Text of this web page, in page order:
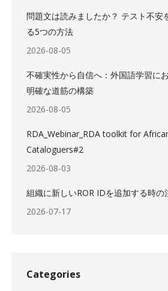
問題文は読みましたか？ テスト不安
る5つの方法
2026-08-05
不確実性から自信へ：外国語学習に
明確な道筋の構築
2026-08-05
RDA_Webinar_RDA toolkit for
Cataloguers#2
2026-08-03
組織に新しいROR IDを追加する時の
2026-07-17
Categories